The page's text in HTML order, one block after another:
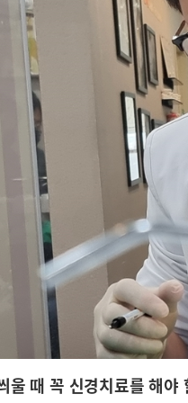
울 때 꼭 신경치료를 해야